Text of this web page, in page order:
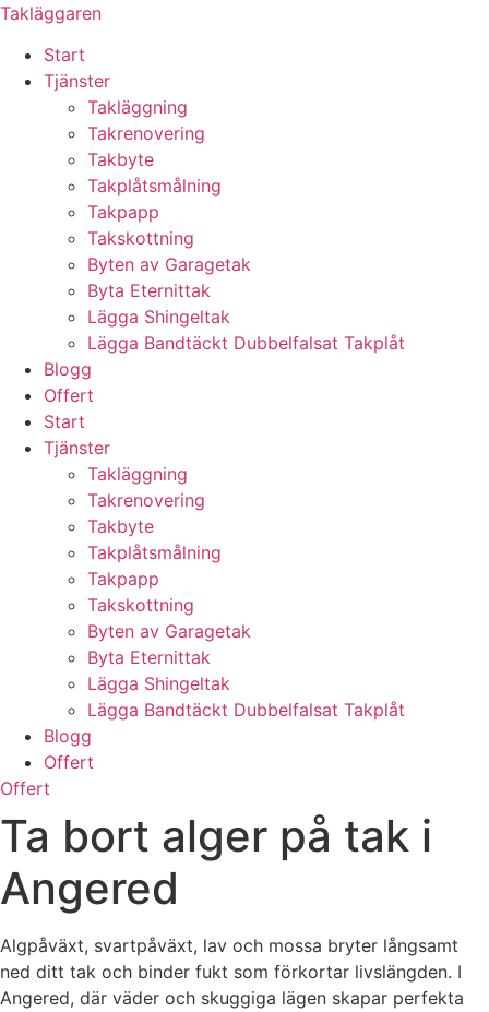
Skip
content
Takläggaren
Start
Tjänster
Takläggning
Takrenovering
Takbyte
Takplåtsmålning
Takpapp
Takskottning
Byten av Garagetak
Byta Eternittak
Lägga Shingeltak
Lägga Bandtäckt Dubbelfalsat Takplåt
Blogg
Offert
Start
Tjänster
Takläggning
Takrenovering
Takbyte
Takplåtsmålning
Takpapp
Takskottning
Byten av Garagetak
Byta Eternittak
Lägga Shingeltak
Lägga Bandtäckt Dubbelfalsat Takplåt
Blogg
Offert
Offert
Ta bort alger på tak i
Angered
Algpåväxt, svartpåväxt, lav och mossa bryter långsamt
ned ditt tak och binder fukt som förkortar livslängden. I
Angered, där väder och skuggiga lägen skapar perfekta